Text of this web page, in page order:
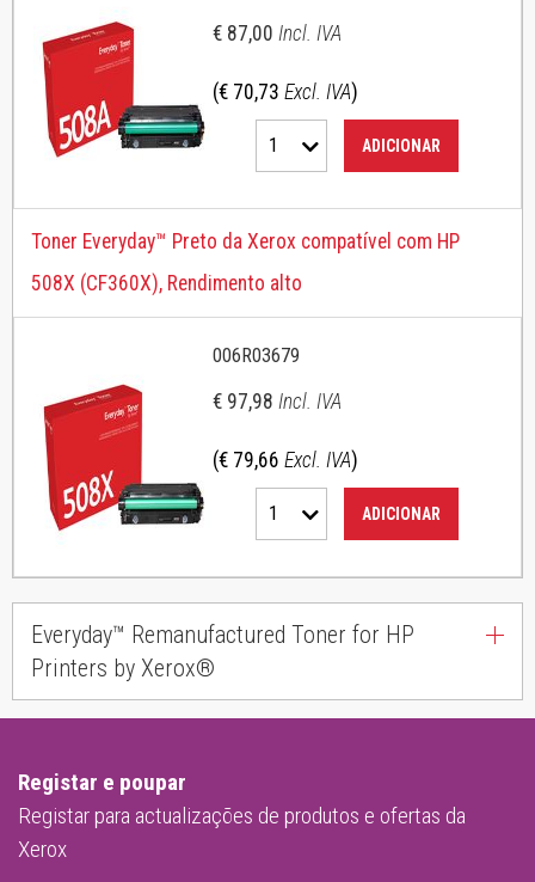
€ 87,00 Incl. IVA
(€ 70,73 Excl. IVA)
1 ADICIONAR
Toner Everyday™ Preto da Xerox compatível com HP
508X (CF360X), Rendimento alto
006R03679
€ 97,98 Incl. IVA
(€ 79,66 Excl. IVA)
1 ADICIONAR
Everyday™ Remanufactured Toner for HP
Printers by Xerox®
Registar e poupar
Registar para actualizações de produtos e ofertas da
Xerox